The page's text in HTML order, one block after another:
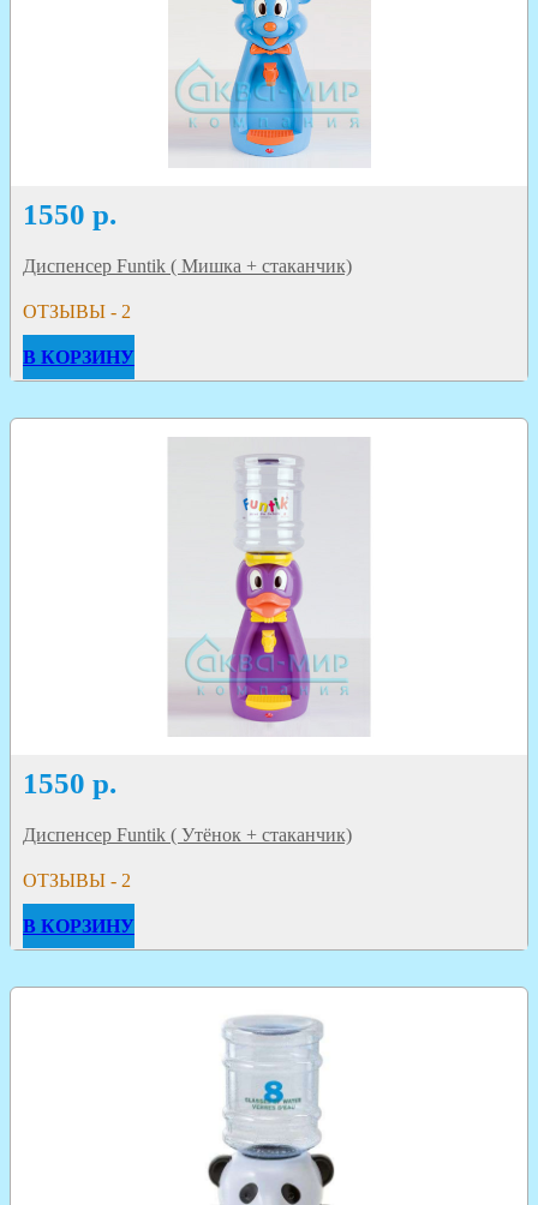
1550 р.
Диспенсер Funtik ( Мишка + стаканчик)
ОТЗЫВЫ - 2
В КОРЗИНУ
1550 р.
Диспенсер Funtik ( Утёнок + стаканчик)
ОТЗЫВЫ - 2
В КОРЗИНУ